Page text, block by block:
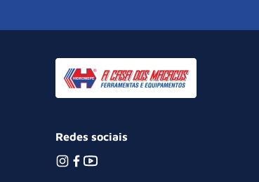
Redes sociais